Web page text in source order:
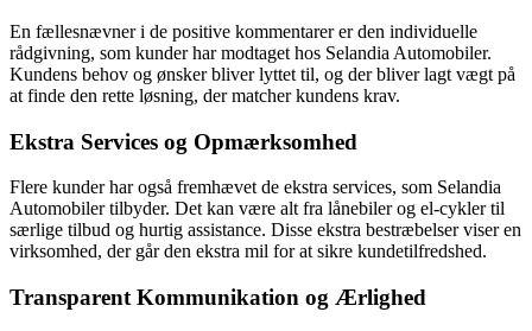
En fællesnævner i de positive kommentarer er den individuelle
rådgivning, som kunder har modtaget hos Selandia Automobiler.
Kundens behov og ønsker bliver lyttet til, og der bliver lagt vægt på
at finde den rette løsning, der matcher kundens krav.
Ekstra Services og Opmærksomhed
Flere kunder har også fremhævet de ekstra services, som Selandia
Automobiler tilbyder. Det kan være alt fra lånebiler og el-cykler til
særlige tilbud og hurtig assistance. Disse ekstra bestræbelser viser en
virksomhed, der går den ekstra mil for at sikre kundetilfredshed.
Transparent Kommunikation og Ærlighed